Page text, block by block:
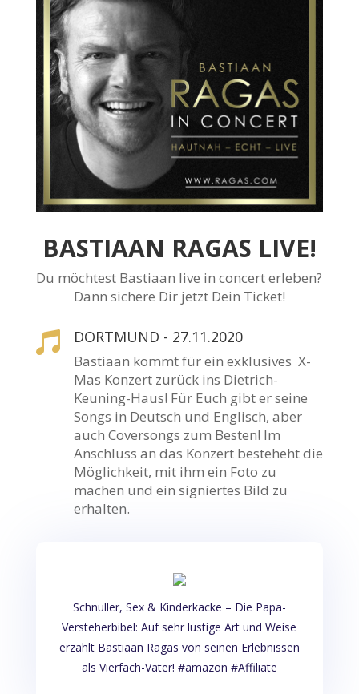
BASTIAAN RAGAS LIVE!
Du möchtest Bastiaan live in concert erleben?
Dann sichere Dir jetzt Dein Ticket!
 DORTMUND - 27.11.2020
Bastiaan kommt für ein exklusives X-
Mas Konzert zurück ins Dietrich-
Keuning-Haus! Für Euch gibt er seine
Songs in Deutsch und Englisch, aber
auch Coversongs zum Besten! Im
Anschluss an das Konzert besteheht die
Möglichkeit, mit ihm ein Foto zu
machen und ein signiertes Bild zu
erhalten.
Schnuller, Sex & Kinderkacke – Die Papa-
Versteherbibel: Auf sehr lustige Art und Weise
erzählt Bastiaan Ragas von seinen Erlebnissen
als Vierfach-Vater! #amazon #Affiliate